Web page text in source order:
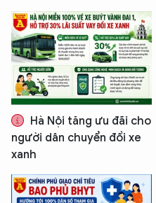
Hà Nội tăng ưu đãi cho
người dân chuyển đổi xe
xanh